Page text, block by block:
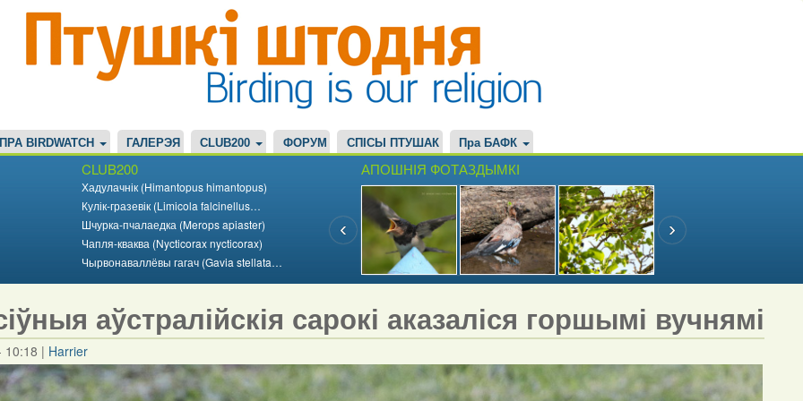
ПРА BIRDWATCH ГАЛЕРЭЯ CLUB200 ФОРУМ СПІСЫ ПТУШАК Пра БАФК
CLUB200
Хадулачнік (Himantopus himantopus)
Кулік-гразевік (Limicola falcinellus…
Шчурка-пчалаедка (Merops apiaster)
Чапля-кваква (Nycticorax nycticorax)
Чырвонаваллёвы гагач (Gavia stellata…
АПОШНІЯ ФОТАЗДЫМКІ
аўстралійскія сарокі аказаліся горшымі вучнямі
10:18 | Harrier